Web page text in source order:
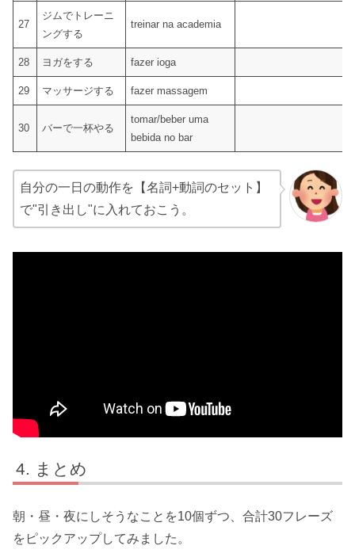
27
ジムでトレーニ
ングする
treinar na academia
28 ヨガをする fazer ioga
29 マッサージする fazer massagem
30 バーで一杯やる
tomar/beber uma
bebida no bar
自分の一日の動作を【名詞+動詞のセット】
で"引き出し"に入れておこう。
まとめ
朝・昼・夜にしそうなことを10個ずつ、合計30フレーズ
をピックアップしてみました。